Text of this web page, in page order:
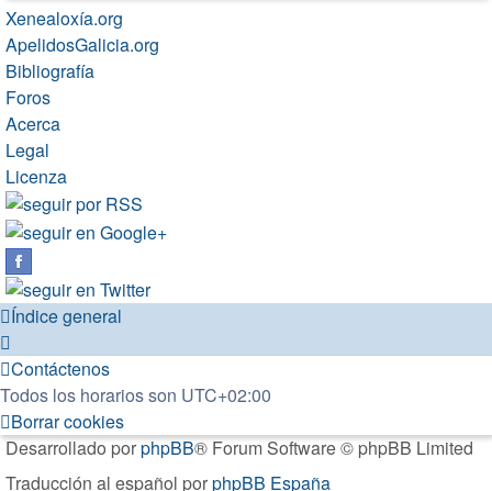
Xenealoxía.org
ApelidosGalicia.org
Bibliografía
Foros
Acerca
Legal
Licenza
Índice general
Contáctenos
Todos los horarios son UTC+02:00
Borrar cookies
Desarrollado porphpBB® Forum Software © phpBB Limited
Traducción al español porphpBB España